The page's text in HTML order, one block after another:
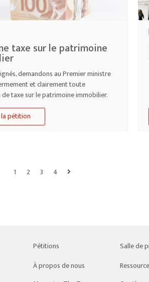
taxe sur le patrimoine
demandons au Premier ministre
et clairement toute
taxe sur le patrimoine immobilier.
pétition
1 2 3 4
Salle de
Pétitions
À propos de nous